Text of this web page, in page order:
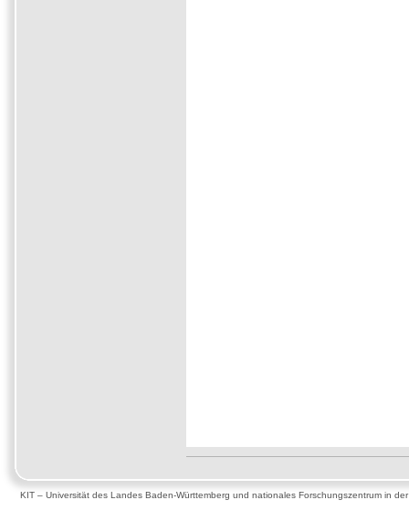
KIT – Universität des Landes Baden-Württemberg und nationales Forschungszentrum in